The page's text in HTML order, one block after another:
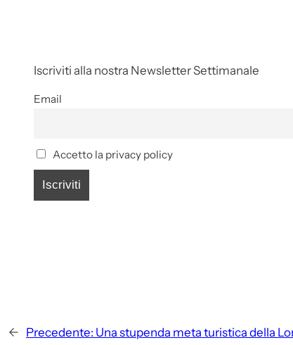
Iscriviti alla nostra Newsletter Settimanale
Email
Accetto la privacy policy
← Precedente: Una stupenda meta turistica della